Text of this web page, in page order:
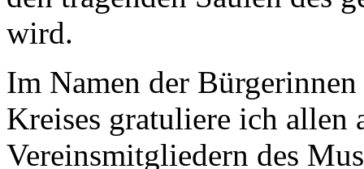
wird.
Im Namen der
Kreises gratuliere ich
Vereinsmitgliedern des